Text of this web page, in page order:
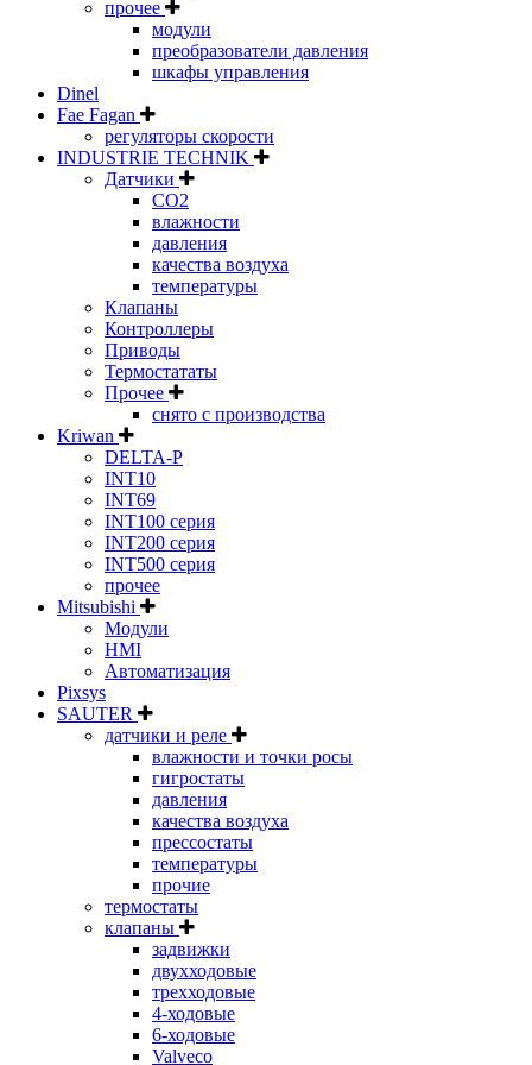
прочее
модули
преобразователи давления
шкафы управления
Dinel
Fae Fagan
регуляторы скорости
INDUSTRIE TECHNIK
Датчики
CO2
влажности
давления
качества воздуха
температуры
Клапаны
Контроллеры
Приводы
Термостататы
Прочее
снято с производства
Kriwan
DELTA-P
INT10
INT69
INT100 серия
INT200 серия
INT500 серия
прочее
Mitsubishi
Модули
HMI
Автоматизация
Pixsys
SAUTER
датчики и реле
влажности и точки росы
гигростаты
давления
качества воздуха
прессостаты
температуры
прочие
термостаты
клапаны
задвижки
двухходовые
трехходовые
4-ходовые
6-ходовые
Valveco